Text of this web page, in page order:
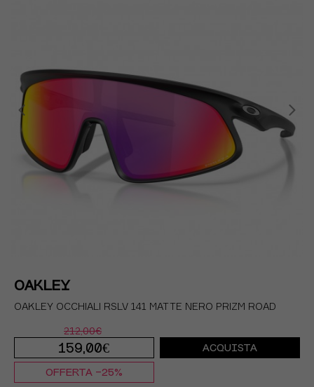
OAKLEY
OAKLEY OCCHIALI RSLV 141 MATTE NERO PRIZM ROAD
212,00€
159,00€ ACQUISTA
OFFERTA -25%